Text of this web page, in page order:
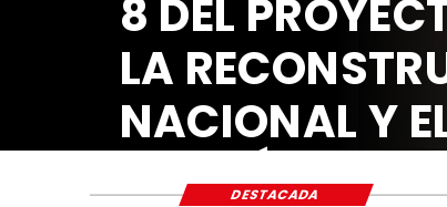
8 DEL
LA
NACIONAL Y
ECONÓMICO
DESTACADA